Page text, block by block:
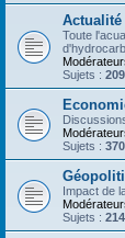
Actualité
Toute
Sujets : 209
Sujets : 370
Impact de
Sujets : 214